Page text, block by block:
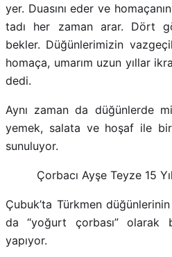
yer. Duasını eder ve
tadı her zaman arar. Dört
bekler. Düğünlerimizin
homaça, umarım uzun yıllar
dedi.
Aynı zaman da düğünlerde
yemek, salata ve hoşaf ile
sunuluyor.
Çorbacı Ayşe Teyze 15
Çubuk’ta Türkmen
da “yoğurt çorbası” olarak
yapıyor.